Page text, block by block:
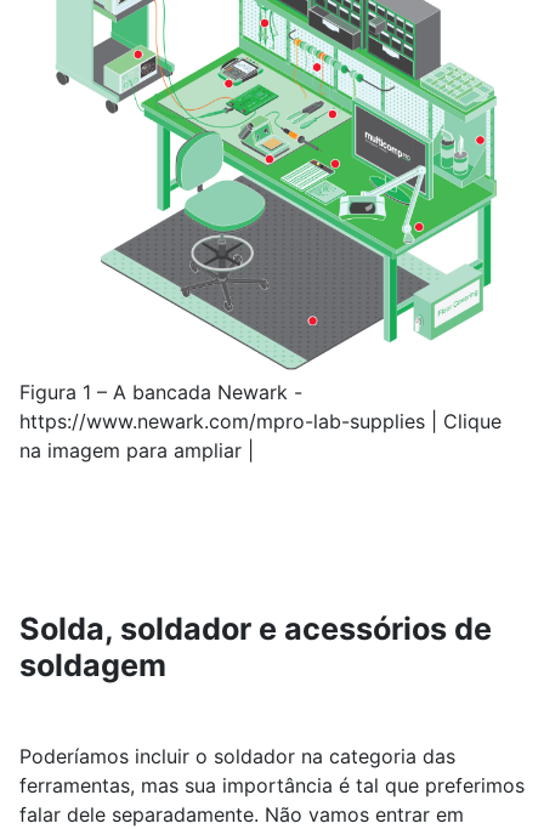
Figura 1 – A bancada Newark -
https://www.newark.com/mpro-lab-supplies | Clique
na imagem para ampliar |
Solda, soldador e acessórios de
soldagem
Poderíamos incluir o soldador na categoria das
ferramentas, mas sua importância é tal que preferimos
falar dele separadamente. Não vamos entrar em